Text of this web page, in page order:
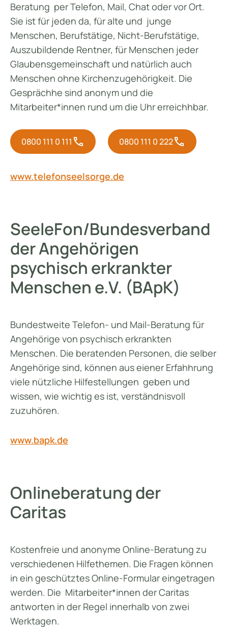
Beratung per Telefon, Mail, Chat oder vor Ort.
Sie ist für jeden da, für alte und junge
Menschen, Berufstätige, Nicht-Berufstätige,
Auszubildende Rentner, für Menschen jeder
Glaubensgemeinschaft und natürlich auch
Menschen ohne Kirchenzugehörigkeit. Die
Gesprächhe sind anonym und die
Mitarbeiter*innen rund um die Uhr erreichhbar.
0800 111 0 111 phone 0800 111 0 222phone
www.telefonseelsorge.de
SeeleFon/Bundesverband
der Angehörigen
psychisch erkrankter
Menschen e.V. (BApK)
Bundestweite Telefon- und Mail-Beratung für
Angehörige von psychisch erkrankten
Menschen. Die beratenden Personen, die selber
Angehörige sind, können aus eiener Erfahhrung
viele nützliche Hilfestellungen geben und
wissen, wie wichtig es ist, verständnisvoll
zuzuhören.
www.bapk.de
Onlineberatung der
Caritas
Kostenfreie und anonyme Online-Beratung zu
verschiedenen Hilfethemen. Die Fragen können
in ein geschütztes Online-Formular eingetragen
werden. Die Mitarbeiter*innen der Caritas
antworten in der Regel innerhalb von zwei
Werktagen.